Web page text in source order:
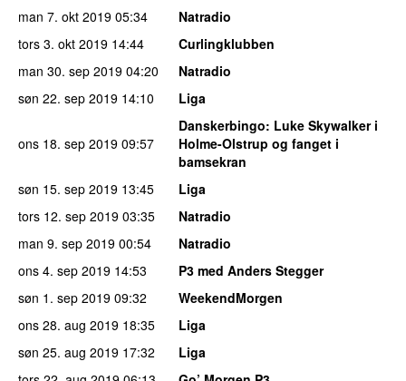
man 7. okt 2019 05:34
Natradio
tors 3. okt 2019 14:44
Curlingklubben
man 30. sep 2019 04:20
Natradio
søn 22. sep 2019 14:10 Liga
ons 18. sep 2019 09:57
Danskerbingo: Luke Skywalker i
Holme-Olstrup og fanget i
bamsekran
søn 15. sep 2019 13:45
Liga
tors 12. sep 2019 03:35
Natradio
man 9. sep 2019 00:54
Natradio
ons 4. sep 2019 14:53
P3 med Anders Stegger
søn 1. sep 2019 09:32
WeekendMorgen
ons 28. aug 2019 18:35
Liga
søn 25. aug 2019 17:32
Liga